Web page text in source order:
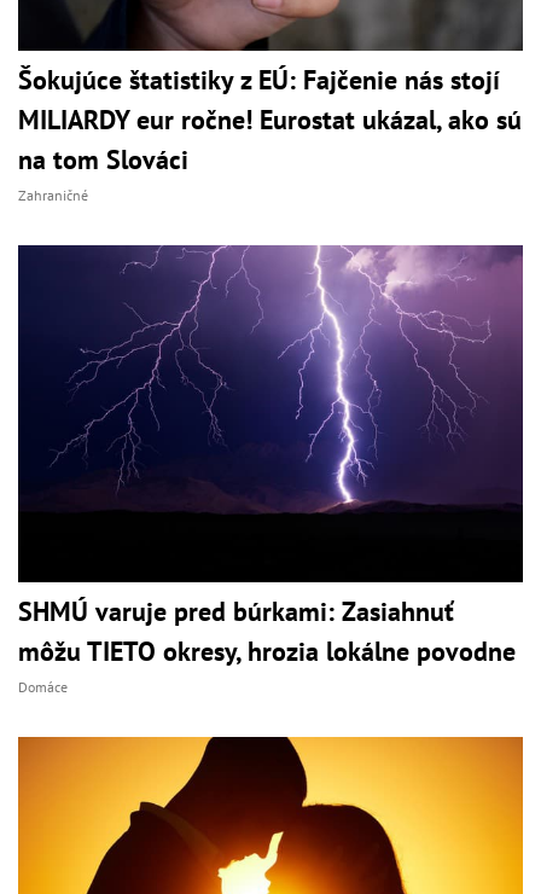
Šokujúce štatistiky z EÚ: Fajčenie nás stojí
MILIARDY eur ročne! Eurostat ukázal, ako sú
na tom Slováci
Zahraničné
SHMÚ varuje pred búrkami: Zasiahnuť
môžu TIETO okresy, hrozia lokálne povodne
Domáce